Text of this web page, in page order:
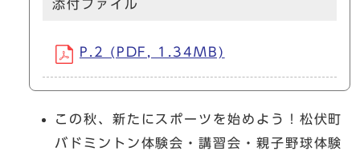
添付ファイル
P.2 (PDF, 1.34MB)
この秋、新たにスポーツを始めよう！松伏町
バドミントン体験会・講習会・親子野球体験